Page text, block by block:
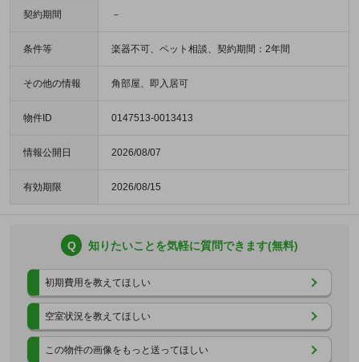
契約期間 －
条件等 楽器不可、ペット相談、契約期間：2年間
その他の情報 角部屋、即入居可
物件ID 0147513-0013413
情報公開日 2026/08/07
有効期限 2026/08/15
Q 知りたいことを気軽に質問できます(無料)
初期費用を教えてほしい
空室状況を教えてほしい
この物件の画像をもっと送ってほしい